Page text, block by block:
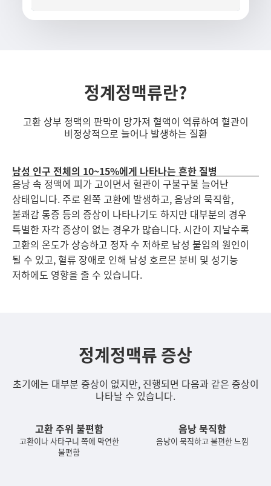
정계정맥류란?
고환 상부 정맥의 판막이 망가져 혈액이 역류하여 혈관이
비정상적으로 늘어나 발생하는 질환
남성 인구 전체의 10~15%에게 나타나는 흔한 질병
음낭 속 정맥에 피가 고이면서 혈관이 구불구불 늘어난
상태입니다. 주로 왼쪽 고환에 발생하고, 음낭의 묵직함,
불쾌감 통증 등의 증상이 나타나기도 하지만 대부분의 경우
특별한 자각 증상이 없는 경우가 많습니다. 시간이 지날수록
고환의 온도가 상승하고 정자 수 저하로 남성 불임의 원인이
될 수 있고, 혈류 장애로 인해 남성 호르몬 분비 및 성기능
저하에도 영향을 줄 수 있습니다.
정계정맥류 증상
초기에는 대부분 증상이 없지만, 진행되면 다음과 같은 증상이
나타날 수 있습니다.
고환 주위 불편함
고환이나 사타구니 쪽에 막연한
불편함
음낭 묵직함
음낭이 묵직하고 불편한 느낌